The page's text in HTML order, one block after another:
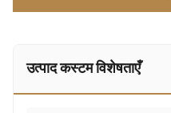
उत्पाद कस्टम विशेषताएँ